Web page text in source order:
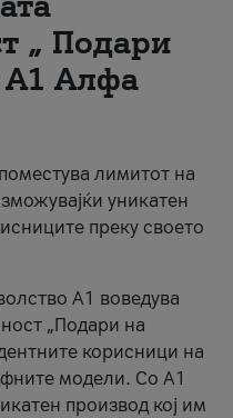
„ Подари
А1 Алфа
лимитот на
уникатен
преку своето
А1 воведува
„Подари на
корисници на
модели. Со A1
производ кој им